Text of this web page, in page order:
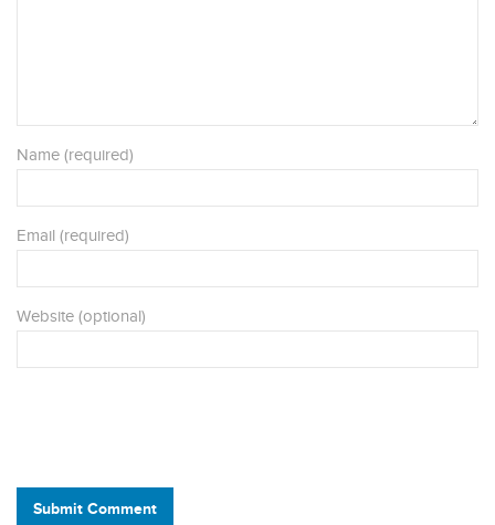
Name (required)
Email (required)
Website (optional)
Submit Comment